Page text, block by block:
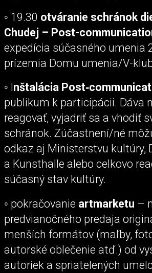
◦ 19.30 otváranie schránok
Chudej – Post-
expedícia súčasného umenia
prízemia Domu umenia/V-
◦ I nštalácia
publikum k participácii. Dáva
reagovať, vyjadriť sa a vhodiť
schránok. Zúčastnení/né
odkaz aj Ministerstvu kultúry,
a Kunsthalle alebo celkovo
súčasný stav kultúry.
◦ pokračovanie artmarketu –
predvianočného predaja
menších formátov (maľby,
autorské oblečenie atď.) od
autoriek a spriatelených